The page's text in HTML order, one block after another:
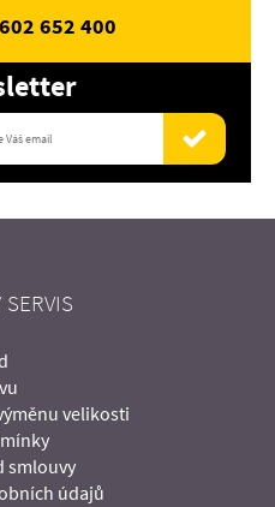
652 400
velikosti
smlouvy
údajů